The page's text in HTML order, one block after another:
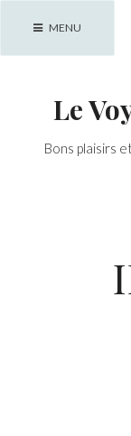
MENU
Le
Bons plaisirs